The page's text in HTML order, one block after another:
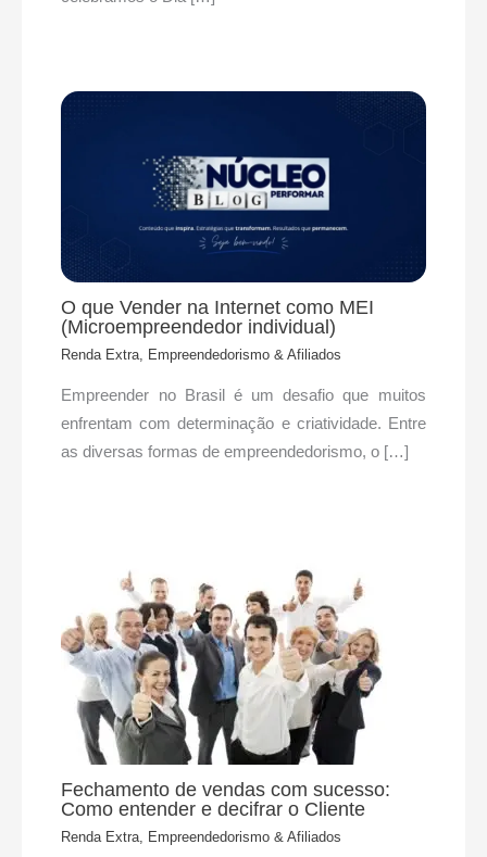
O que Vender na Internet como MEI
(Microempreendedor individual)
Renda Extra, Empreendedorismo & Afiliados
Empreender no Brasil é um desafio que muitos
enfrentam com determinação e criatividade. Entre
as diversas formas de empreendedorismo, o […]
Fechamento de vendas com sucesso:
Como entender e decifrar o Cliente
Renda Extra, Empreendedorismo & Afiliados